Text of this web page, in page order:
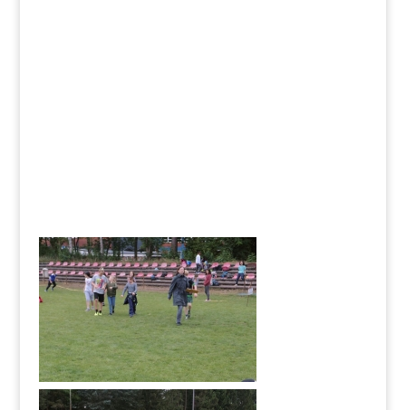
Impressum|Datenschutz
Copyright © 2024. All Rights Reserved.
Unterstützt von Carsten Coenen – WordPress Service